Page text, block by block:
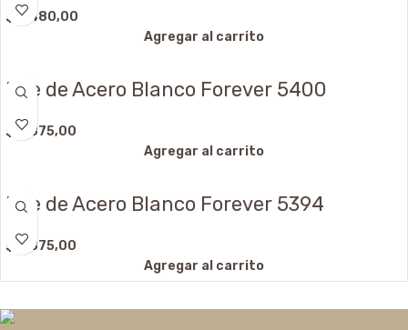
$ 2.480,00
Agregar al carrito
Dije de Acero Blanco Forever 5400
$ 3.875,00
Agregar al carrito
Dije de Acero Blanco Forever 5394
$ 3.875,00
Agregar al carrito